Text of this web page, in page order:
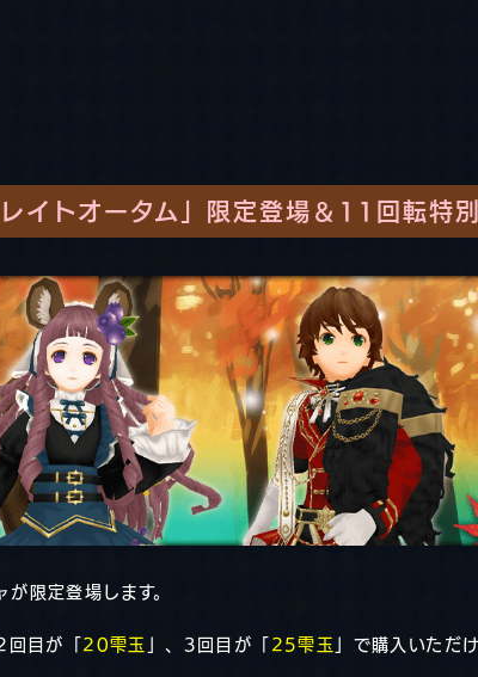
イトオータム」限定登場＆11回転特
が限定登場します。
回目が「 20雫玉 」、3回目が「 25雫玉 」で購入いただ